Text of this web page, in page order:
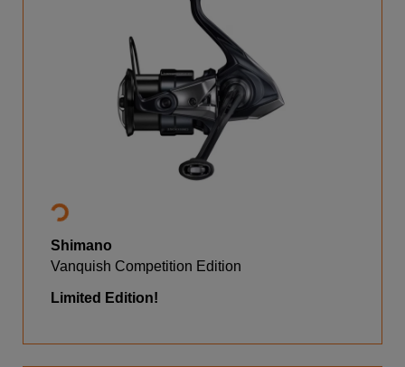
Shimano
Vanquish Competition Edition
Limited Edition!